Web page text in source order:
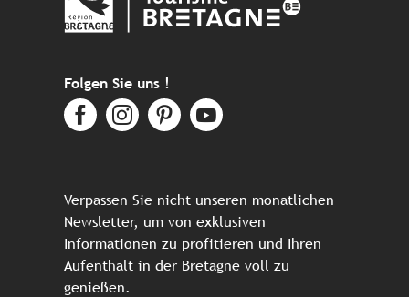
Folgen Sie uns !
Verpassen Sie nicht unseren monatlichen
Newsletter, um von exklusiven
Informationen zu profitieren und Ihren
Aufenthalt in der Bretagne voll zu
genießen.